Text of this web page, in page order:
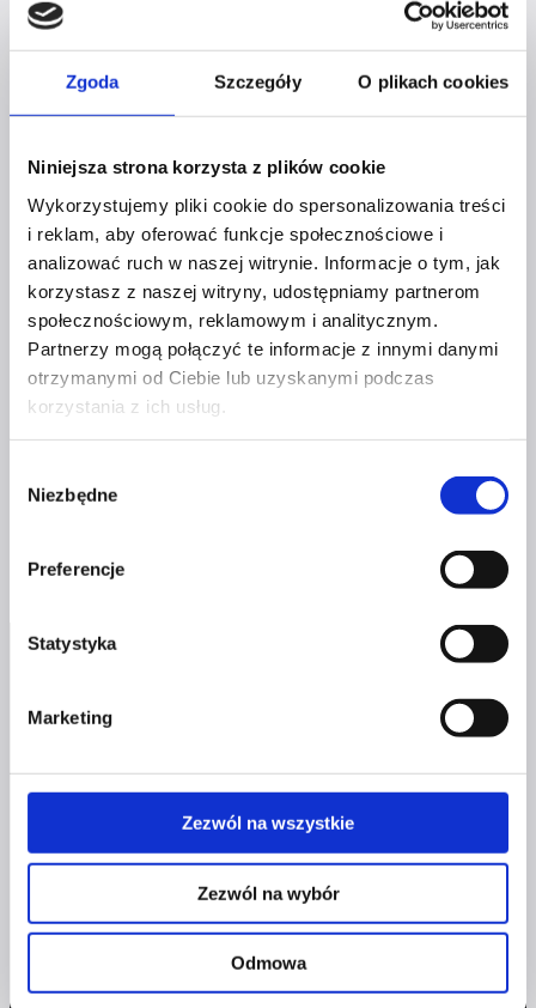
Zgoda Szczegóły O plikach cookies
Niniejsza strona korzysta z plików cookie
Wykorzystujemy pliki cookie do spersonalizowania treści
i reklam, aby oferować funkcje społecznościowe i
analizować ruch w naszej witrynie. Informacje o tym, jak
korzystasz z naszej witryny, udostępniamy partnerom
społecznościowym, reklamowym i analitycznym.
Partnerzy mogą połączyć te informacje z innymi danymi
otrzymanymi od Ciebie lub uzyskanymi podczas
korzystania z ich usług.
zgody
Niezbędne
Preferencje
Statystyka
Marketing
Zezwól na wszystkie
Zezwól na wybór
Odmowa
INSPIRUJĄCA KAWA – ATOMOWE
NAWYKI
Masterclass
INSPIRUJĄCA KAWA – 3 SPOSOBY
NA ZMIANĘ ŻYCIA I BIZNESU
197
Szpilka
Profil instagram Czerwona
Szpilka
Profil tiktok Czerwona Szpilka
Profil youtube Czerwona
Szpilka